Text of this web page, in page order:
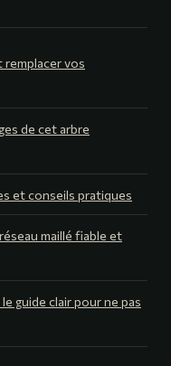
remplacer vos
de cet arbre
et conseils pratiques
maillé fiable et
guide clair pour ne pas